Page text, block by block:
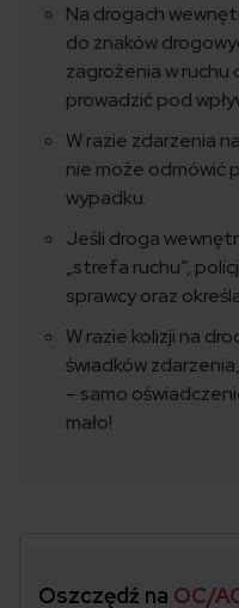
Na drogach
do znaków
zagrożenia w ruchu
prowadzić pod
W razie zdarzenia
nie może odmówić
wypadku.
Jeśli droga
„strefa ruchu”,
sprawcy oraz
W razie kolizji na
świadków
– samo
mało!
Oszczędź na OC/